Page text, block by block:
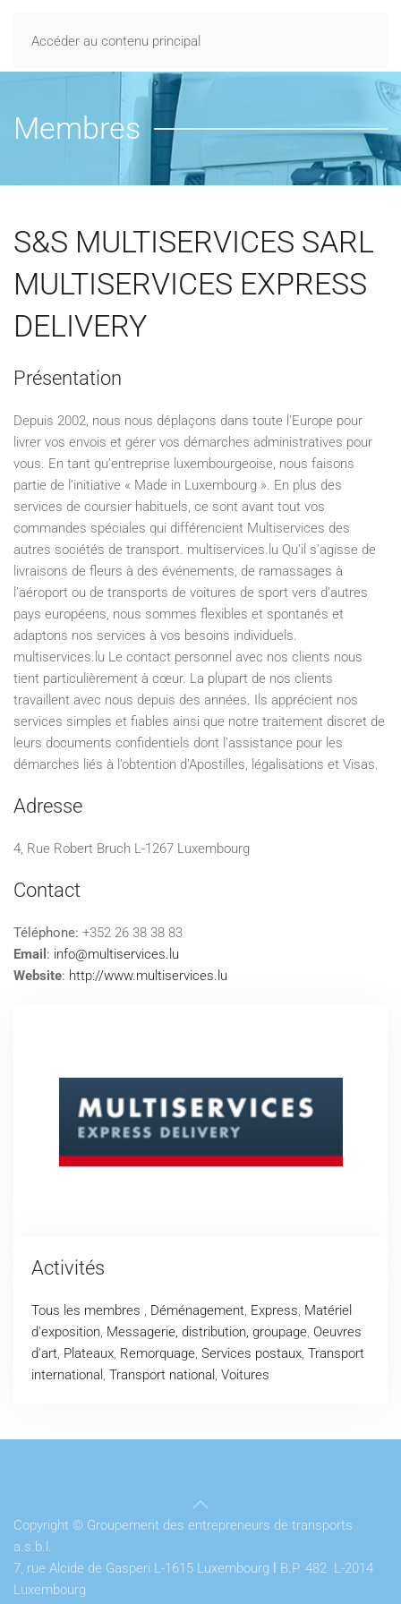
Accéder au contenu principal
Membres
S&S MULTISERVICES SARL
MULTISERVICES EXPRESS
DELIVERY
Présentation
Depuis 2002, nous nous déplaçons dans toute l'Europe pour
livrer vos envois et gérer vos démarches administratives pour
vous. En tant qu’entreprise luxembourgeoise, nous faisons
partie de l’initiative « Made in Luxembourg ». En plus des
services de coursier habituels, ce sont avant tout vos
commandes spéciales qui différencient Multiservices des
autres sociétés de transport. multiservices.lu Qu’il s’agisse de
livraisons de fleurs à des événements, de ramassages à
l’aéroport ou de transports de voitures de sport vers d’autres
pays européens, nous sommes flexibles et spontanés et
adaptons nos services à vos besoins individuels.
multiservices.lu Le contact personnel avec nos clients nous
tient particulièrement à cœur. La plupart de nos clients
travaillent avec nous depuis des années. Ils apprécient nos
services simples et fiables ainsi que notre traitement discret de
leurs documents confidentiels dont l’assistance pour les
démarches liés à l’obtention d’Apostilles, légalisations et Visas.
Adresse
4, Rue Robert Bruch L-1267 Luxembourg
Contact
Téléphone: +352 26 38 38 83
Email : info@multiservices.lu
Website: http://www.multiservices.lu
Activités
Tous les membres , Déménagement, Express, Matériel
d'exposition, Messagerie, distribution, groupage, Oeuvres
d'art, Plateaux, Remorquage, Services postaux, Transport
international , Transport national , Voitures
Copyright © Groupement des entrepreneurs de transports
a.s.b.l.
7, rue Alcide de Gasperi L-1615 Luxembourg
B.P. 482 L-2014
Luxembourg